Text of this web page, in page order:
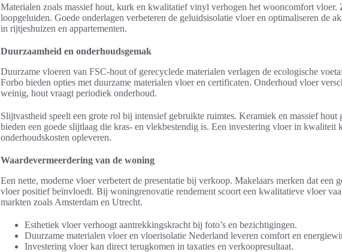
Materialen zoals massief hout, kurk en kwalitatief vinyl verhogen het wooncomfort vloer.
loopgeluiden. Goede onderlagen verbeteren de geluidsisolatie vloer en optimaliseren de
in rijtjeshuizen en appartementen.
Duurzaamheid en onderhoudsgemak
Duurzame vloeren van FSC-hout of gerecyclede materialen verlagen de ecologische
Forbo bieden opties met duurzame materialen vloer en certificaten. Onderhoud vloer
weinig, hout vraagt periodiek onderhoud.
Slijtvastheid speelt een grote rol bij intensief gebruikte ruimtes. Keramiek en massief hout
bieden een goede slijtlaag die kras- en vlekbestendig is. Een investering vloer in kwaliteit
onderhoudskosten opleveren.
Waardevermeerdering van de woning
Een nette, moderne vloer verbetert de presentatie bij verkoop. Makelaars merken dat een
vloer positief beïnvloedt. Bij woningrenovatie rendement scoort een kwalitatieve vloer
markten zoals Amsterdam en Utrecht.
Esthetiek vloer verhoogt aantrekkingskracht bij foto’s en bezichtigingen.
Duurzame materialen vloer en vloerisolatie Nederland leveren comfort en
Investering vloer kan direct terugkomen in taxaties en verkoopresultaat.